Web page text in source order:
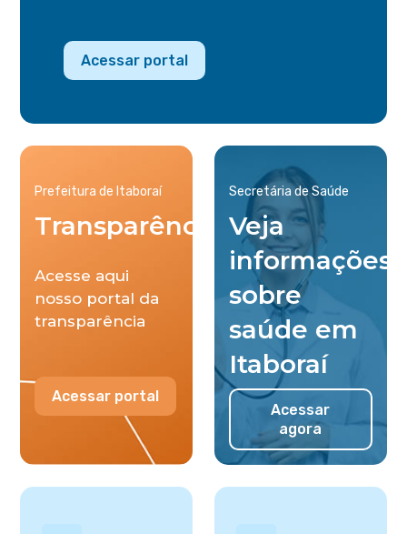
Acessar portal
Prefeitura de Itaboraí
Transparência
Acesse aqui
nosso portal da
transparência
Acessar portal
Secretária de Saúde
Veja
informações
sobre
saúde em
Itaboraí
Acessar
agora